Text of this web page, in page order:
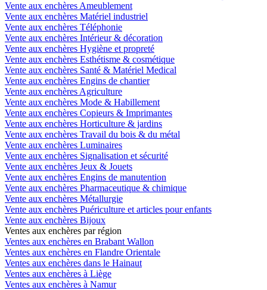
Vente aux enchères Ameublement
Vente aux enchères Matériel industriel
Vente aux enchères Téléphonie
Vente aux enchères Intérieur & décoration
Vente aux enchères Hygiène et propreté
Vente aux enchères Esthétisme & cosmétique
Vente aux enchères Santé & Matériel Medical
Vente aux enchères Engins de chantier
Vente aux enchères Agriculture
Vente aux enchères Mode & Habillement
Vente aux enchères Copieurs & Imprimantes
Vente aux enchères Horticulture & jardins
Vente aux enchères Travail du bois & du métal
Vente aux enchères Luminaires
Vente aux enchères Signalisation et sécurité
Vente aux enchères Jeux & Jouets
Vente aux enchères Engins de manutention
Vente aux enchères Pharmaceutique & chimique
Vente aux enchères Métallurgie
Vente aux enchères Puériculture et articles pour enfants
Vente aux enchères Bijoux
Ventes aux enchères par région
Ventes aux enchères en Brabant Wallon
Ventes aux enchères en Flandre Orientale
Ventes aux enchères dans le Hainaut
Ventes aux enchères à Liège
Ventes aux enchères à Namur